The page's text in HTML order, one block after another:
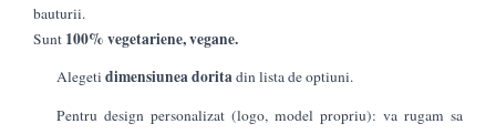
bauturii.
Sunt 100% vegetariene, vegane.
Alegeti dimensiunea doritadin lista de optiuni.
Pentru design personalizat (logo, model propriu): va rugam sa